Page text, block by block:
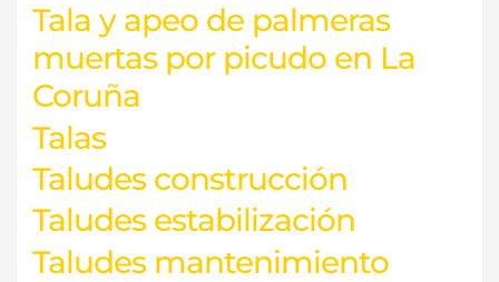
Tala y apeo de palmeras
muertas por picudo en La
Coruña
Talas
Taludes construcción
Taludes estabilización
Taludes mantenimiento